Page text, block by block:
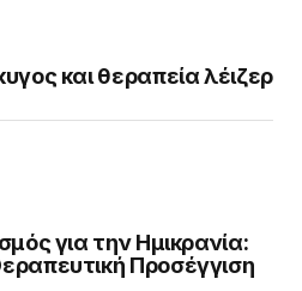
και θεραπεία λέιζερ
για την Ημικρανία:
Προσέγγιση